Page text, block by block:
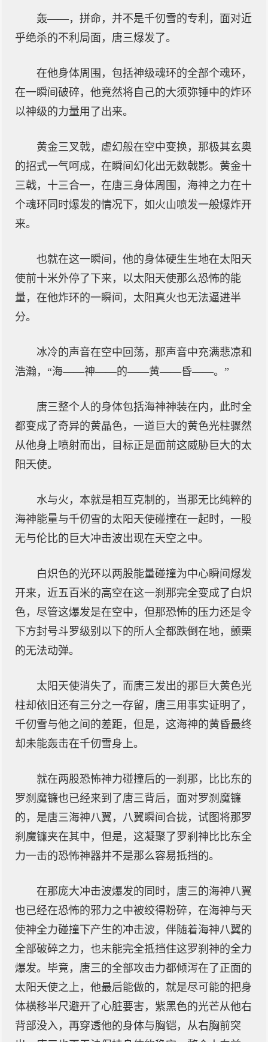
轰——，拼命，并不是千仞雪的专利，面对近
乎绝杀的不利局面，唐三爆发了。
在他身体周围，包括神级魂环的全部个魂环，
在一瞬间破碎，他竟然将自己的大须弥锤中的炸环
以神级的力量用了出来。
黄金三叉戟，虚幻般在空中变换，那极其玄奥
的招式一气呵成，在瞬间幻化出无数戟影。黄金十
三戟，十三合一，在唐三身体周围，海神之力在十
个魂环同时爆发的情况下，如火山喷发一般爆炸开
来。
也就在这一瞬间，他的身体硬生生地在太阳天
使前十米外停了下来，以太阳天使那么恐怖的能
量，在他炸环的一瞬间，太阳真火也无法逼进半
分。
冰冷的声音在空中回荡，那声音中充满悲凉和
浩瀚，“海——神——的——黄——昏——。”
唐三整个人的身体包括海神神装在内，此时全
都变成了奇异的黄晶色，一道巨大的黄色光柱骤然
从他身上喷射而出，目标正是面前这威胁巨大的太
阳天使。
水与火，本就是相互克制的，当那无比纯粹的
海神能量与千仞雪的太阳天使碰撞在一起时，一股
无与伦比的巨大冲击波出现在天空之中。
白炽色的光环以两股能量碰撞为中心瞬间爆发
开来，近五百米的高空在这一刹那完全变成了白炽
色，尽管这爆发是在空中，但那恐怖的压力还是令
下方封号斗罗级别以下的所人全都跌倒在地，颤栗
的无法动弹。
太阳天使消失了，而唐三发出的那巨大黄色光
柱却依旧还有三分之一存留，唐三用事实证明了，
千仞雪与他之间的差距，但是，这海神的黄昏最终
却未能轰击在千仞雪身上。
就在两股恐怖神力碰撞后的一刹那，比比东的
罗刹魔镰也已经来到了唐三背后，面对罗刹魔镰
的，是唐三海神八翼，八翼瞬间合拢，试图将那罗
刹魔镰夹在其中，但是，这凝聚了罗刹神比比东全
力一击的恐怖神器并不是那么容易抵挡的。
在那庞大冲击波爆发的同时，唐三的海神八翼
也已经在恐怖的邪力之中被绞得粉碎，在海神与天
使神全力碰撞下产生的冲击波，伴随着海神八翼的
全部破碎之力，也未能完全抵挡住这罗刹神的全力
爆发。毕竟，唐三的全部攻击力都倾泻在了正面的
太阳天使之上，他最后能做的，就是尽可能的把身
体横移半尺避开了心脏要害，紫黑色的光芒从他右
背部没入，再穿透他的身体与胸铠，从右胸前突